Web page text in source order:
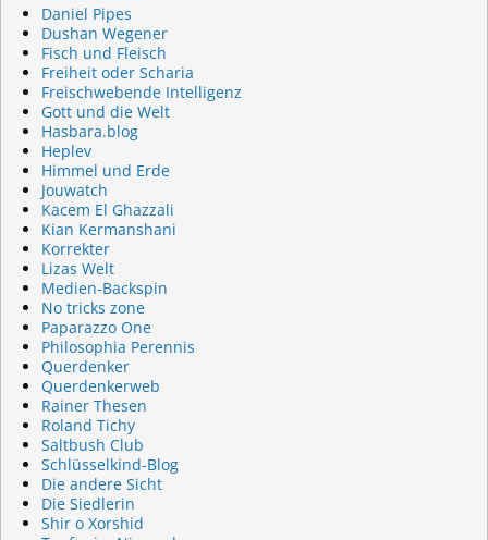
Daniel Pipes
Dushan Wegener
Fisch und Fleisch
Freiheit oder Scharia
Freischwebende Intelligenz
Gott und die Welt
Hasbara.blog
Heplev
Himmel und Erde
Jouwatch
Kacem El Ghazzali
Kian Kermanshani
Korrekter
Lizas Welt
Medien-Backspin
No tricks zone
Paparazzo One
Philosophia Perennis
Querdenker
Querdenkerweb
Rainer Thesen
Roland Tichy
Saltbush Club
Schlüsselkind-Blog
Die andere Sicht
Die Siedlerin
Shir o Xorshid